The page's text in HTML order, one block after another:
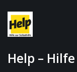
Help –